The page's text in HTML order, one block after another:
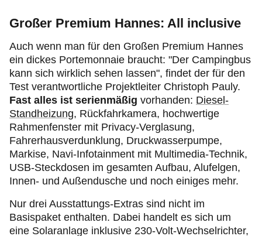
Großer Premium Hannes: All inclusive
Auch wenn man für den Großen Premium Hannes
ein dickes Portemonnaie braucht: "Der Campingbus
kann sich wirklich sehen lassen", findet der für den
Test verantwortliche Projektleiter Christoph Pauly.
Fast alles ist serienmäßig vorhanden: Diesel-
Standheizung, Rückfahrkamera, hochwertige
Rahmenfenster mit Privacy-Verglasung,
Fahrerhausverdunklung, Druckwasserpumpe,
Markise, Navi-Infotainment mit Multimedia-Technik,
USB-Steckdosen im gesamten Aufbau, Alufelgen,
Innen- und Außendusche und noch einiges mehr.
Nur drei Ausstattungs-Extras sind nicht im
Basispaket enthalten. Dabei handelt es sich um
eine Solaranlage inklusive 230-Volt-Wechselrichter,